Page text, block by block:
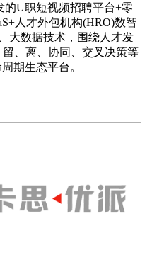
的U职短视频招聘平台+零
人才外包机构(HRO)数智
大数据技术，围绕人才发
、离、协同、交叉决策等
期生态平台。